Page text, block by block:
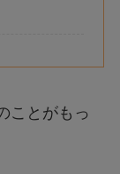
ことがもっ